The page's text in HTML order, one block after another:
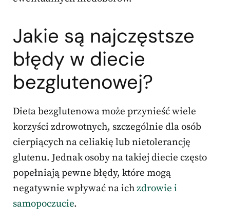
Jakie są najczęstsze
błędy w diecie
bezglutenowej?
Dieta bezglutenowa może przynieść wiele
korzyści zdrowotnych, szczególnie dla osób
cierpiących na celiakię lub nietolerancję
glutenu. Jednak osoby na takiej diecie często
popełniają pewne błędy, które mogą
negatywnie wpływać na ichzdrowie i
samopoczucie.